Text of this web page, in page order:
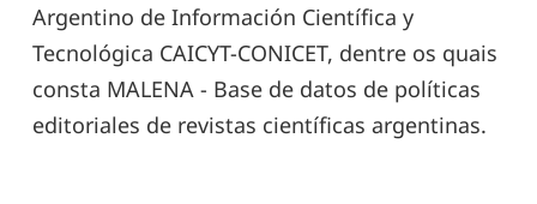
Argentino de Información Científica y
Tecnológica CAICYT-CONICET, dentre os quais
consta MALENA - Base de datos de políticas
editoriales de revistas científicas argentinas.